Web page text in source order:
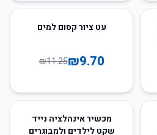
עט ציור קסום למים
₪9.70
₪11.25
68מכשיר אינהלציה נייד
שקט לילדים ולמבוגרים